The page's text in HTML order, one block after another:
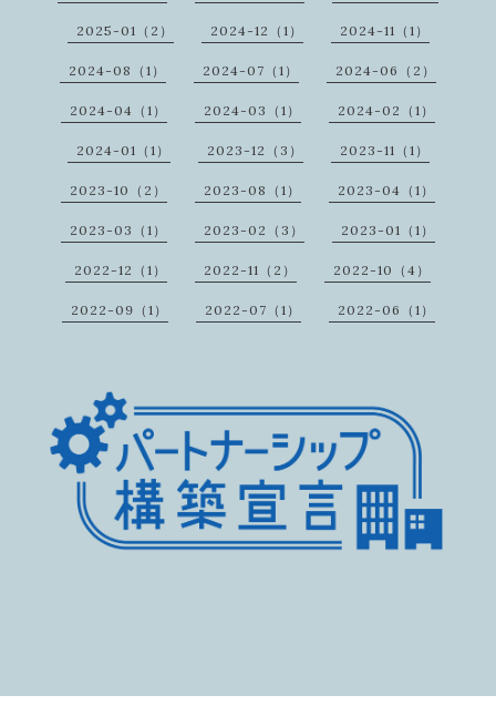
2025-01（2） 2024-12（1） 2024-11（1）
2024-08（1） 2024-07（1） 2024-06（2）
2024-04（1） 2024-03（1） 2024-02（1）
2024-01（1） 2023-12（3） 2023-11（1）
2023-10（2） 2023-08（1） 2023-04（1）
2023-03（1） 2023-02（3） 2023-01（1）
2022-12（1） 2022-11（2） 2022-10（4）
2022-09（1） 2022-07（1） 2022-06（1）